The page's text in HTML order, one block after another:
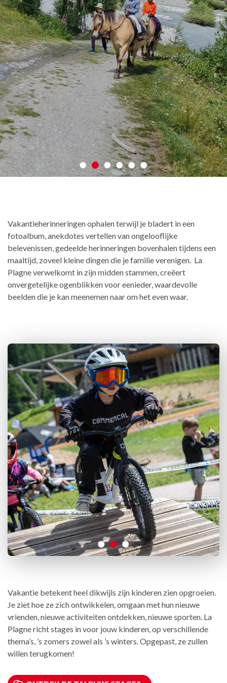
Vakantieherinneringen ophalen terwijl je bladert in een
fotoalbum, anekdotes vertellen van ongelooflijke
belevenissen, gedeelde herinneringen bovenhalen tijdens een
maaltijd, zoveel kleine dingen die je familie verenigen. La
Plagne verwelkomt in zijn midden stammen, creëert
onvergetelijke ogenblikken voor eenieder, waardevolle
beelden die je kan meenemen naar om het even waar.
Vakantie betekent heel dikwijls zijn kinderen zien opgroeien.
Je ziet hoe ze zich ontwikkelen, omgaan met hun nieuwe
vrienden, nieuwe activiteiten ontdekken, nieuwe sporten. La
Plagne richt stages in voor jouw kinderen, op verschillende
thema’s, ’s zomers zowel als ’s winters. Opgepast, ze zullen
willen terugkomen!